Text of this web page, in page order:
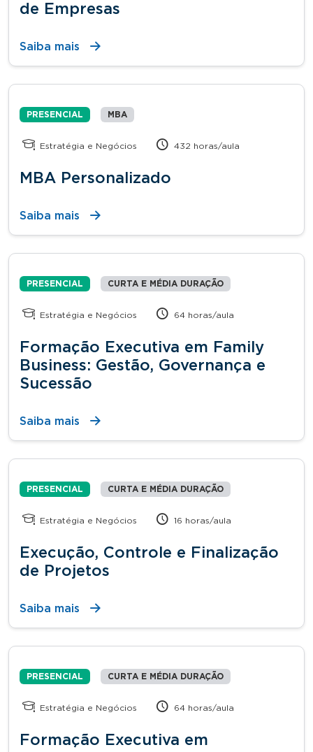
de Empresas
Saiba mais
PRESENCIAL MBA
Estratégia e Negócios 432 horas/aula
MBA Personalizado
Saiba mais
PRESENCIAL CURTA E MÉDIA DURAÇÃO
Estratégia e Negócios 64 horas/aula
Formação Executiva em Family
Business: Gestão, Governança e
Sucessão
Saiba mais
PRESENCIAL CURTA E MÉDIA DURAÇÃO
Estratégia e Negócios 16 horas/aula
Execução, Controle e Finalização
de Projetos
Saiba mais
PRESENCIAL CURTA E MÉDIA DURAÇÃO
Estratégia e Negócios 64 horas/aula
Formação Executiva em